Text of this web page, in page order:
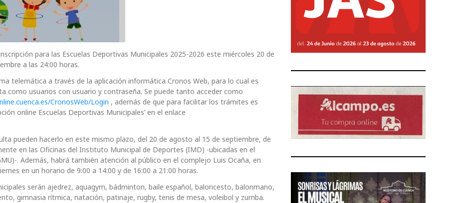
para las Escuelas Deportivas Municipales 2025-2026 este miércoles 20 de
a las 24:00 horas.
telemática a través de la aplicación informática Cronos Web, para lo cual es
como usuarios con usuario y contraseña. Se puede tanto acceder como
CronosWeb/Login , además de que para facilitar los trámites es
online Escuelas Deportivas Municipales’ en el enlace
pueden hacerlo en este mismo plazo, del 20 de agosto al 15 de septiembre, de
en las Oficinas del Instituto Municipal de Deportes (IMD) -ubicadas en el
. Además, habrá también atención al público en el complejo Luis Ocaña, en
en un horario de 9:00 a 14:00 y de 16:00 a 21:00 horas.
serán ajedrez, aquagym, bádminton, baile español, baloncesto, balonmano,
gimnasia rítmica, natación, patinaje, rugby, tenis de mesa, voleibol y zumba.